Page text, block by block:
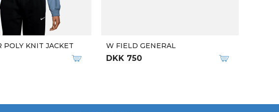
POLY KNIT JACKET W FIELD GENERAL
DKK 750